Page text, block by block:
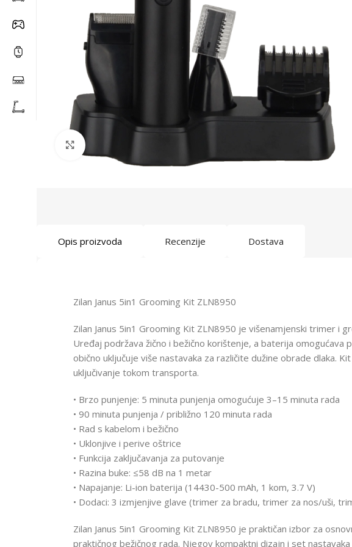
Opis proizvoda Recenzije Dostava
Zilan Janus 5in1 Grooming Kit ZLN8950
Zilan Janus 5in1 Grooming Kit ZLN8950 je višenamjenski trimer i
Uređaj podržava žično i bežično korištenje, a baterija
obično uključuje više nastavaka za različite dužine obrade dlaka.
uključivanje tokom transporta.
• Brzo punjenje: 5 minuta punjenja omogućuje 3–15 minuta rada
• 90 minuta punjenja / približno 120 minuta rada
• Rad s kabelom i bežično
• Uklonjive i perive oštrice
• Funkcija zaključavanja za putovanje
• Razina buke: ≤58 dB na 1 metar
• Napajanje: Li-ion baterija (14430-500 mAh, 1 kom, 3.7 V)
• Dodaci: 3 izmjenjive glave (trimer za bradu, trimer za nos/uši,
Zilan Janus 5in1 Grooming Kit ZLN8950 je praktičan izbor za
praktičnog bežičnog rada. Njegov kompaktni dizajn i set